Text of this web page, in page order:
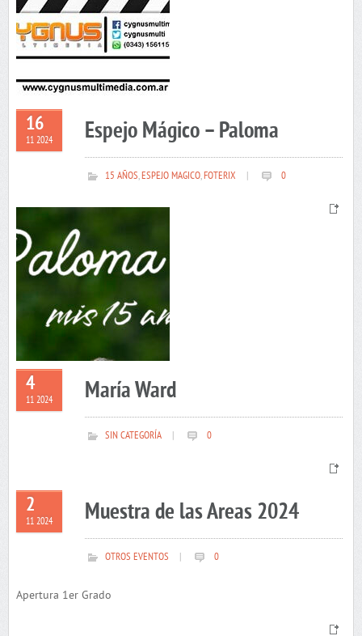
16
11 2024 Espejo Mágico – Paloma
15 AÑOS,ESPEJO MAGICO,FOTERIX 0
4
11 2024 María Ward
SIN CATEGORÍA 0
2
11 2024 Muestra de las Areas 2024
OTROS EVENTOS 0
Apertura 1er Grado